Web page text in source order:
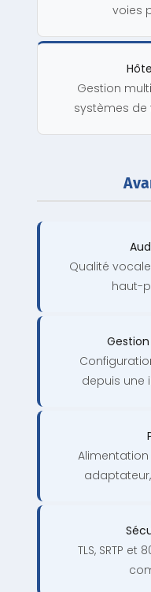
voies
Gestion
systèmes de
Qualité
haut-
depuis une
TLS, SRTP